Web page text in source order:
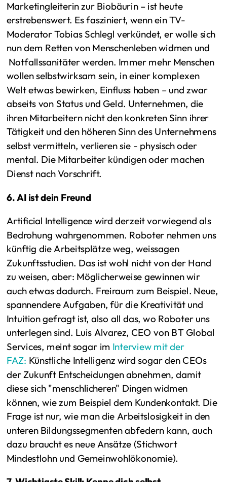
Marketingleiterin zur Biobäurin – ist heute
erstrebenswert. Es fasziniert, wenn ein TV-
Moderator Tobias Schlegl verkündet, er wolle sich
nun dem Retten von Menschenleben widmen und
Notfallssanitäter werden. Immer mehr Menschen
wollen selbstwirksam sein, in einer komplexen
Welt etwas bewirken, Einfluss haben – und zwar
abseits von Status und Geld. Unternehmen, die
ihren Mitarbeitern nicht den konkreten Sinn ihrer
Tätigkeit und den höheren Sinn des Unternehmens
selbst vermitteln, verlieren sie - physisch oder
mental. Die Mitarbeiter kündigen oder machen
Dienst nach Vorschrift.
6. AI ist dein Freund
Artificial Intelligence wird derzeit vorwiegend als
Bedrohung wahrgenommen. Roboter nehmen uns
künftig die Arbeitsplätze weg, weissagen
Zukunftsstudien. Das ist wohl nicht von der Hand
zu weisen, aber: Möglicherweise gewinnen wir
auch etwas dadurch. Freiraum zum Beispiel. Neue,
spannendere Aufgaben, für die Kreativität und
Intuition gefragt ist, also all das, wo Roboter uns
unterlegen sind. Luis Alvarez, CEO von BT Global
Services, meint sogar im Interview mit der
FAZ: Künstliche Intelligenz wird sogar den CEOs
der Zukunft Entscheidungen abnehmen, damit
diese sich "menschlicheren" Dingen widmen
können, wie zum Beispiel dem Kundenkontakt. Die
Frage ist nur, wie man die Arbeitslosigkeit in den
unteren Bildungssegmenten abfedern kann, auch
dazu braucht es neue Ansätze (Stichwort
Mindestlohn und Gemeinwohlökonomie).